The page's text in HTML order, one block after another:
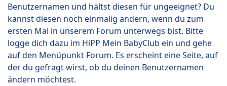
Benutzernamen und hältst diesen für ungeeignet? Du
kannst diesen noch einmalig ändern, wenn du zum
ersten Mal in unserem Forum unterwegs bist. Bitte
logge dich dazu im HiPP Mein BabyClub ein und gehe
auf den Menüpunkt Forum. Es erscheint eine Seite, auf
der du gefragt wirst, ob du deinen Benutzernamen
ändern möchtest.